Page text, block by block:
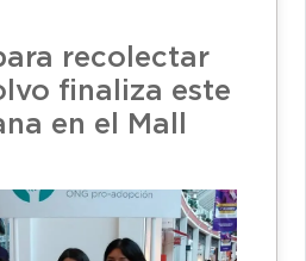
recolectar
finaliza este
en el Mall